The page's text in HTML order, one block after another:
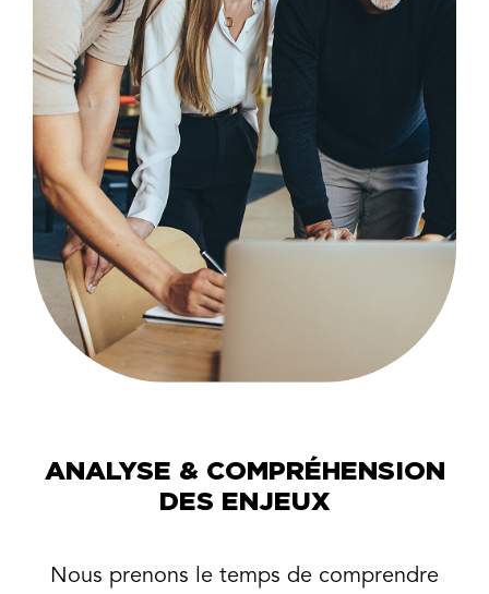
ANALYSE & COMPRÉHENSION
DES ENJEUX
Nous prenons le temps de comprendre